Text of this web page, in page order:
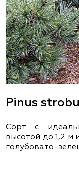
Pinus
Сорт с
высотой до 1,2 м
голубовато-